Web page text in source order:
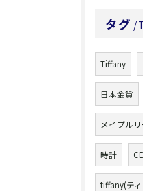
タグ
Tiffany
日本金貨
メイプル
時計
tiffany(テ